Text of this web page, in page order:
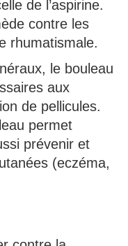
de l’aspirine.
contre les
rhumatismale.
le bouleau
aux
de pellicules.
permet
prévenir et
(eczéma,